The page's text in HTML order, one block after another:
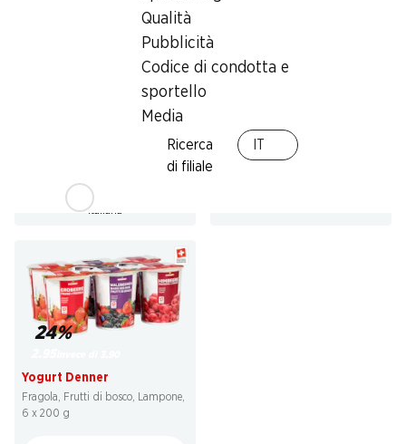
Qualità
Pubblicità
Codice di condotta e
sportello
Media
Ricerca
di filiale
a pasta semidura, di Sierre, ca. 375
* Solo nella Svizzera tedesca e
italiana
Flan Cioccolato Svizzero
24%
Yogurt Denner
Fragola, Frutti di bosco, Lampone,
6 x 200 g